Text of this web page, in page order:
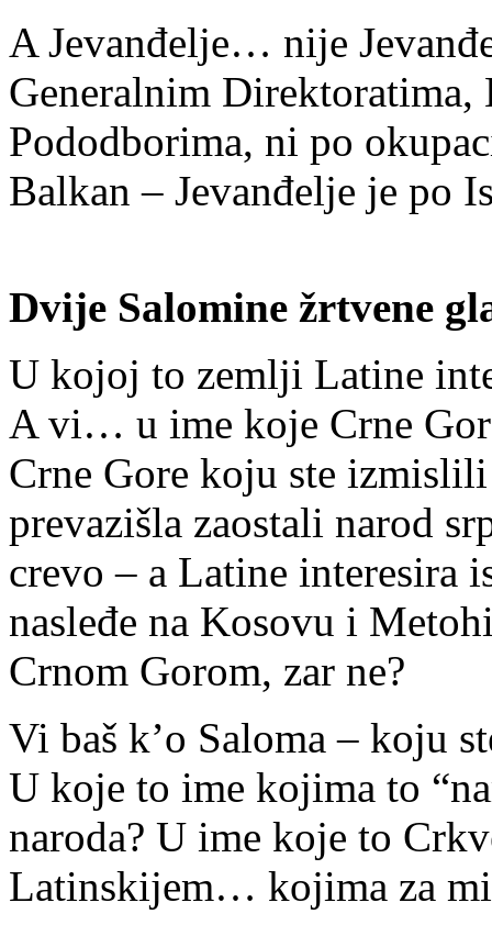
A Jevanđelje… nije
Generalnim
Pododborima, ni po
Balkan – Jevanđelje je po
Dvije Salomine žrtvene
U kojoj to zemlji Latine
A vi… u ime koje Crne
Crne Gore koju ste
prevazišla zaostali narod
crevo – a Latine
nasleđe na Kosovu i
Crnom Gorom, zar ne?
Vi baš k’o Saloma – koju
U koje to ime kojima to
naroda? U ime koje to
Latinskijem… kojima za